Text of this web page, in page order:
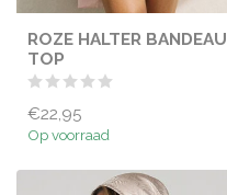
ROZE HALTER BANDEAU
TOP
€22,95
Op voorraad